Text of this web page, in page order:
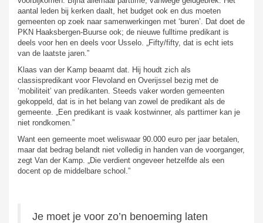
aantal leden bij kerken daalt, het budget ook en dus moeten
gemeenten op zoek naar samenwerkingen met ‘buren’. Dat doet de
PKN Haaksbergen-Buurse ook; de nieuwe fulltime predikant is
deels voor hen en deels voor Usselo. „Fifty/fifty, dat is echt iets
van de laatste jaren.”
Klaas van der Kamp beaamt dat. Hij houdt zich als
classispredikant voor Flevoland en Overijssel bezig met de
‘mobiliteit’ van predikanten. Steeds vaker worden gemeenten
gekoppeld, dat is in het belang van zowel de predikant als de
gemeente. „Een predikant is vaak kostwinner, als parttimer kan je
niet rondkomen.”
Want een gemeente moet weliswaar 90.000 euro per jaar betalen,
maar dat bedrag belandt niet volledig in handen van de voorganger,
zegt Van der Kamp. „Die verdient ongeveer hetzelfde als een
docent op de middelbare school.”
Je moet je voor zo’n benoeming laten